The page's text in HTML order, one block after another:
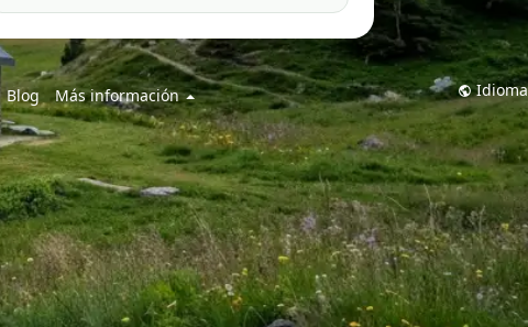
Blog Más información Idioma